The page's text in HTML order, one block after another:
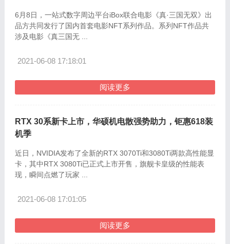
6月8日，一站式数字周边平台iBox联合电影《真·三国无双》出
品方共同发行了国内首套电影NFT系列作品。系列NFT作品共
2021-06-08 17:18:01
阅读更多
RTX 30系新卡上市，华硕机电散强势助力，钜惠618装
机季
近日，NVIDIA发布了全新的RTX 3070Ti和3080Ti两款高性能显
卡，其中RTX 3080Ti已正式上市开售，旗舰卡皇级的性能表
2021-06-08 17:01:05
阅读更多